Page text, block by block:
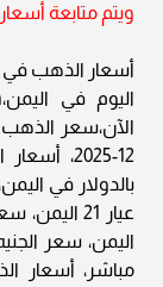
ويتم متابعة أسعار
أسعار الذهب في
اليوم في اليمن،
الآن،سعر
12-2025،
بالدولار في
اليمن، سعر
مباشر، أسعار